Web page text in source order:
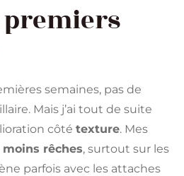
premiers
semaines, pas de
Mais j’ai tout de suite
côté texture. Mes
moins rêches, surtout sur les
parfois avec les attaches